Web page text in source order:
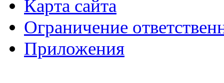
Карта сайта
Ограничение
Приложения